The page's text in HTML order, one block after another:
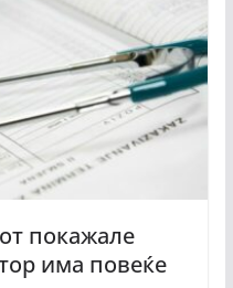
покажале
има повеќе